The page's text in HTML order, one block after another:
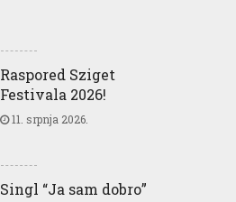
Raspored Sziget
Festivala 2026!
11. srpnja 2026.
Singl “Ja sam dobro”